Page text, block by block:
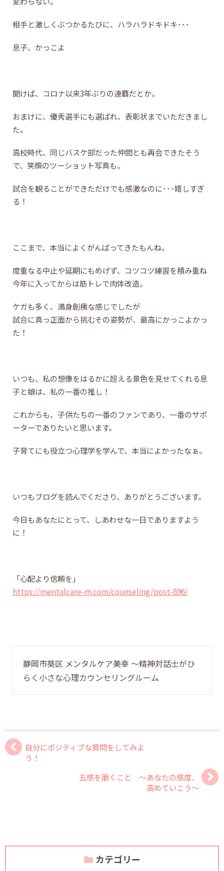
相手と激しくぶつかるたびに、ハラハラドキドキ･･･
息子、かっこよ
聞けば、コロナ以来3年ぶりの連覇だとか。
おまけに、優秀選手にも選ばれ、表彰状までいただきまし
た。
高校時代、同じバスケ部だった仲間とも再会できたそう
で、笑顔のツーショット写真も。
試合を観ることができただけでも感激なのに･･･嬉しすぎ
る！
ここまで、本当によくがんばってきたもんね。
度重なる中止や延期にもめげず、コツコツ練習を積み重ね
今年に入ってからは筋トレで肉体改造。
ケガも多く、満身創痍な感じでしたが
試合に真っ正面から挑むその姿勢が、最高にかっこよかっ
た！
いつも、私の想像をはるかに超える景色を見せてくれる息
子と娘は、私の一番の推し！
これからも、子供たちの一番のファンであり、一番のサポ
ーターでありたいと思います。
子育てにも役立つ心理学を学んで、本当によかったなぁ。
いつもブログを読んでくださり、ありがとうございます。
今日もあなたにとって、しあわせな一日でありますよう
に！
「心配より信頼を」
https://mentalcare-m.com/counseling/post-896/
静岡市葵区 メンタルケア美幸 〜精神対話士がひ
らく小さな心理カウンセリングルーム
自分にポジティブな質問をしてみよ
う！
五感を磨くこと ～あなたの感度、
高めていこう～
カテゴリー